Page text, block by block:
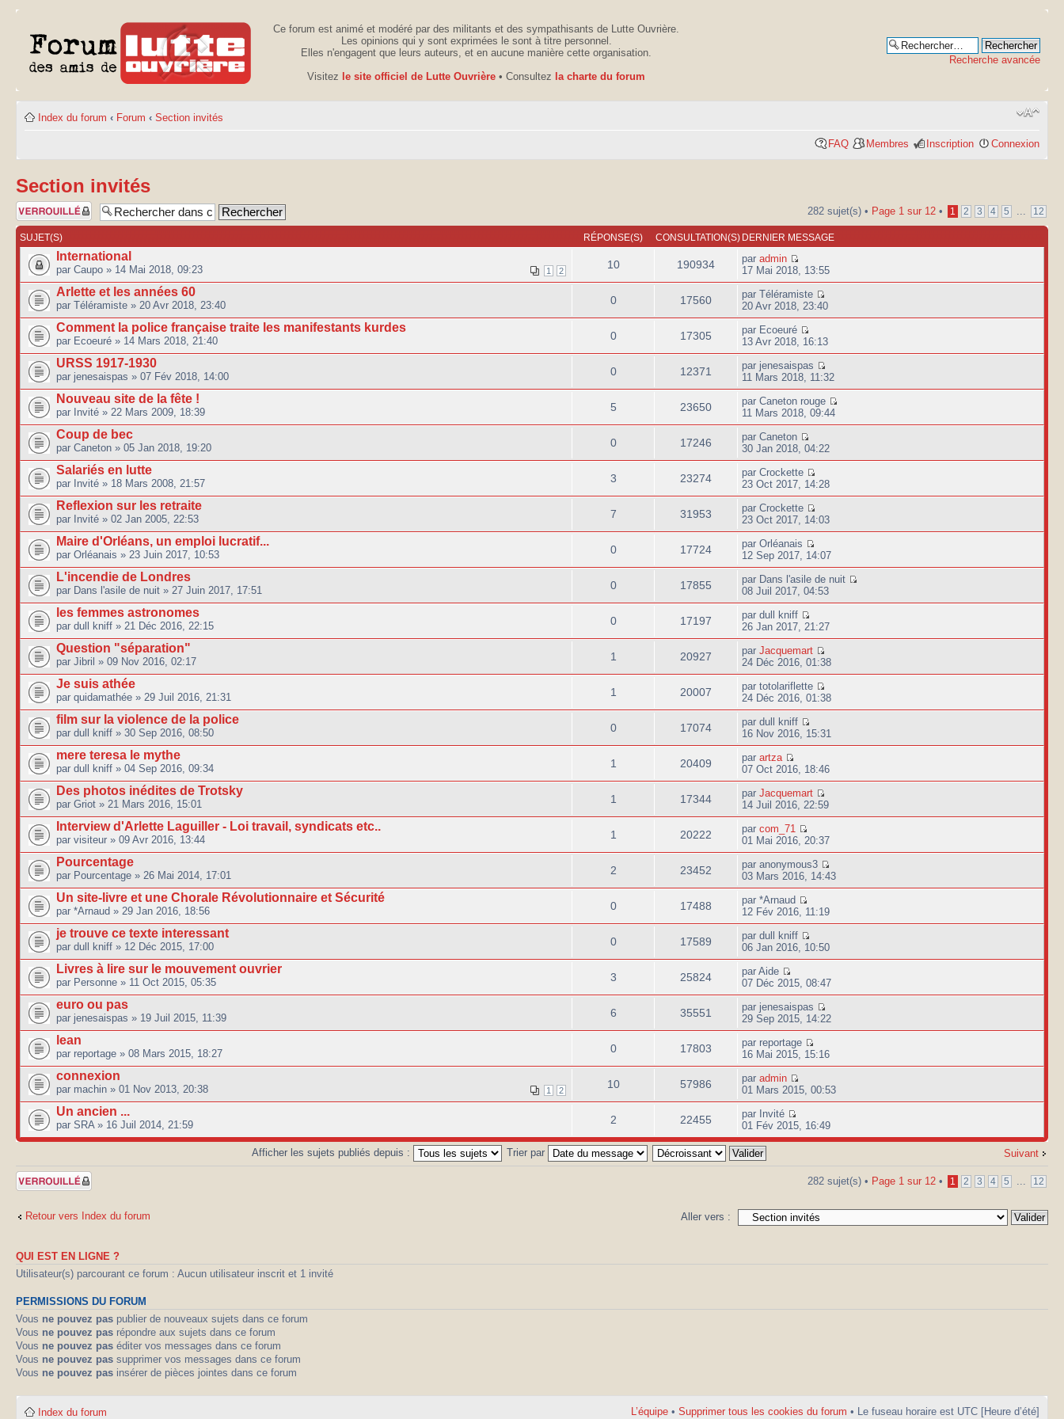
Ce forum est animé et modéré par des militants et des sympathisants de Lutte Ouvrière.
Les opinions qui y sont exprimées le sont à titre personnel.
Elles n'engagent que leurs auteurs, et en aucune manière cette organisation.
Visitez le site officiel de Lutte Ouvrière • Consultez la charte du forum
Recherche avancée
Index du forum ‹ Forum ‹ Section invités
FAQ Membres Inscription Connexion
Section invités
Forum verrouillé 282 sujet(s) • Page 1 sur 12 • 1 2 3 4 5 12
SUJET(S) RÉPONSE(S) CONSULTATION(S) DERNIER MESSAGE
International
1 2
par Caupo » 14 Mai 2018, 09:23 10 190934 par admin
17 Mai 2018, 13:55
Arlette et les années 60
par Téléramiste » 20 Avr 2018, 23:40 0 17560
par Téléramiste
20 Avr 2018, 23:40
Comment la police française traite les manifestants kurdes
par Ecoeuré » 14 Mars 2018, 21:40 0 17305
par Ecoeuré
13 Avr 2018, 16:13
URSS 1917-1930
par jenesaispas » 07 Fév 2018, 14:00 0 12371
par jenesaispas
11 Mars 2018, 11:32
Nouveau site de la fête !
par Invité » 22 Mars 2009, 18:39 5 23650
par Caneton rouge
11 Mars 2018, 09:44
Coup de bec
par Caneton » 05 Jan 2018, 19:20 0 17246
par Caneton
30 Jan 2018, 04:22
Salariés en lutte
par Invité » 18 Mars 2008, 21:57 3 23274
par Crockette
23 Oct 2017, 14:28
Reflexion sur les retraite
par Invité » 02 Jan 2005, 22:53 7 31953
par Crockette
23 Oct 2017, 14:03
Maire d'Orléans, un emploi lucratif...
par Orléanais » 23 Juin 2017, 10:53 0 17724
par Orléanais
12 Sep 2017, 14:07
L'incendie de Londres
par Dans l'asile de nuit » 27 Juin 2017, 17:51 0 17855
par Dans l'asile de nuit
08 Juil 2017, 04:53
les femmes astronomes
par dull kniff » 21 Déc 2016, 22:15 0 17197
par dull kniff
26 Jan 2017, 21:27
Question "séparation"
par Jibril » 09 Nov 2016, 02:17 1 20927 par Jacquemart
24 Déc 2016, 01:38
Je suis athée
par quidamathée » 29 Juil 2016, 21:31 1 20007
par totolariflette
24 Déc 2016, 01:38
film sur la violence de la police
par dull kniff » 30 Sep 2016, 08:50 0 17074
par dull kniff
16 Nov 2016, 15:31
mere teresa le mythe
par dull kniff » 04 Sep 2016, 09:34 1 20409 par artza
07 Oct 2016, 18:46
Des photos inédites de Trotsky
par Griot » 21 Mars 2016, 15:01 1 17344 par Jacquemart
14 Juil 2016, 22:59
Interview d'Arlette Laguiller - Loi travail, syndicats etc..
par visiteur » 09 Avr 2016, 13:44 1 20222 par com_71
01 Mai 2016, 20:37
Pourcentage
par Pourcentage » 26 Mai 2014, 17:01 2 23452
par anonymous3
03 Mars 2016, 14:43
Un site-livre et une Chorale Révolutionnaire et Sécurité
par *Arnaud » 29 Jan 2016, 18:56 0 17488
par *Arnaud
12 Fév 2016, 11:19
je trouve ce texte interessant
par dull kniff » 12 Déc 2015, 17:00 0 17589
par dull kniff
06 Jan 2016, 10:50
Livres à lire sur le mouvement ouvrier
par Personne » 11 Oct 2015, 05:35 3 25824
par Aide
07 Déc 2015, 08:47
euro ou pas
par jenesaispas » 19 Juil 2015, 11:39 6 35551
par jenesaispas
29 Sep 2015, 14:22
lean
par reportage » 08 Mars 2015, 18:27 0 17803
par reportage
16 Mai 2015, 15:16
connexion
1 2
par machin » 01 Nov 2013, 20:38 10 57986 par admin
01 Mars 2015, 00:53
Un ancien ...
par SRA » 16 Juil 2014, 21:59 2 22455
par Invité
01 Fév 2015, 16:49
Suivant
Afficher les sujets publiés depuis : Trier par
Forum verrouillé 282 sujet(s) • Page 1 sur 12 • 1 2 3 4 5 12
Retour vers Index du forum Aller vers :
QUI EST EN LIGNE ?
Utilisateur(s) parcourant ce forum : Aucun utilisateur inscrit et 1 invité
PERMISSIONS DU FORUM
Vous ne pouvez pas publier de nouveaux sujets dans ce forum
Vous ne pouvez pas répondre aux sujets dans ce forum
Vous ne pouvez pas éditer vos messages dans ce forum
Vous ne pouvez pas supprimer vos messages dans ce forum
Vous ne pouvez pas insérer de pièces jointes dans ce forum
Index du forum L’équipe • Supprimer tous les cookies du forum • Le fuseau horaire est UTC [Heure d’été]